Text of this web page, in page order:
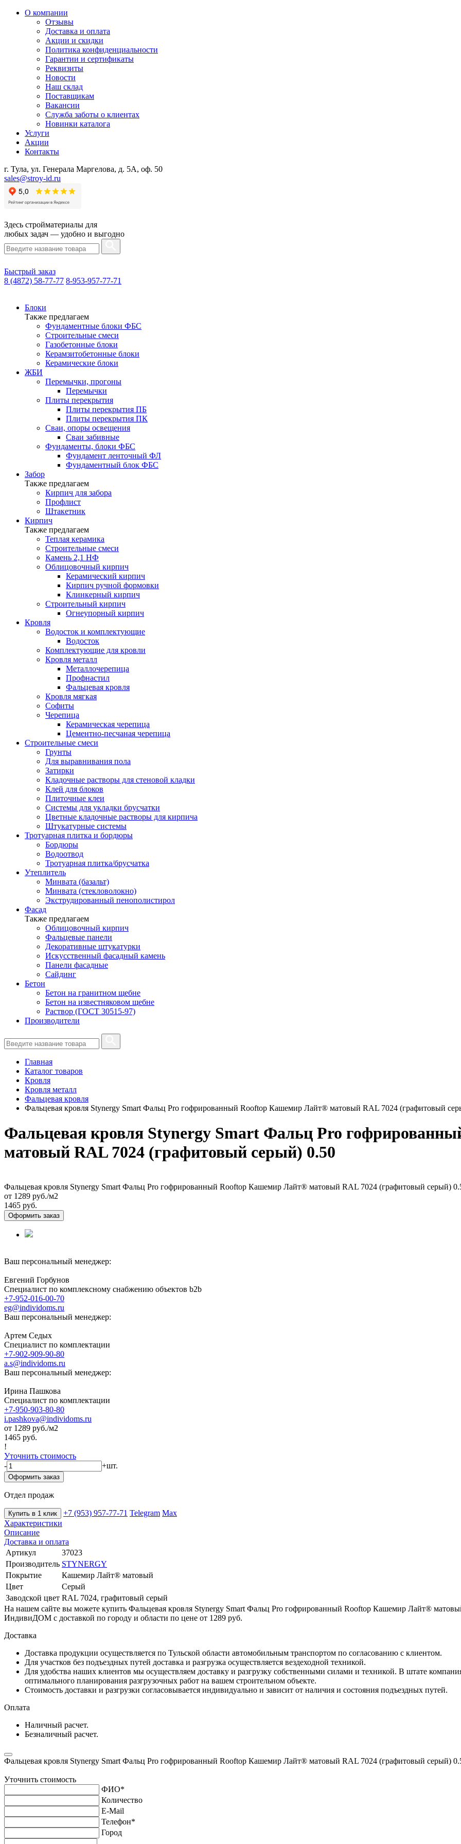
О компании
Отзывы
Доставка и оплата
Акции и скидки
Политика конфиденциальности
Гарантии и сертификаты
Реквизиты
Новости
Наш склад
Поставщикам
Вакансии
Служба заботы о клиентах
Новинки каталога
Услуги
Акции
Контакты
г. Тула, ул. Генерала Маргелова, д. 5А, оф. 50
sales@stroy-id.ru
Здесь стройматериалы для
любых задач — удобно и выгодно
Быстрый заказ
8 (4872) 58-77-77 8-953-957-77-71
Блоки
Также предлагаем
Фундаментные блоки ФБС
Строительные смеси
Газобетонные блоки
Керамзитобетонные блоки
Керамические блоки
ЖБИ
Перемычки, прогоны
Перемычки
Плиты перекрытия
Плиты перекрытия ПБ
Плиты перекрытия ПК
Сваи, опоры освещения
Сваи забивные
Фундаменты, блоки ФБС
Фундамент ленточный ФЛ
Фундаментный блок ФБС
Забор
Также предлагаем
Кирпич для забора
Профлист
Штакетник
Кирпич
Также предлагаем
Теплая керамика
Строительные смеси
Камень 2,1 НФ
Облицовочный кирпич
Керамический кирпич
Кирпич ручной формовки
Клинкерный кирпич
Строительный кирпич
Огнеупорный кирпич
Кровля
Водосток и комплектующие
Водосток
Комплектующие для кровли
Кровля металл
Металлочерепица
Профнастил
Фальцевая кровля
Кровля мягкая
Софиты
Черепица
Керамическая черепица
Цементно-песчаная черепица
Строительные смеси
Грунты
Для выравнивания пола
Затирки
Кладочные растворы для стеновой кладки
Клей для блоков
Плиточные клеи
Системы для укладки брусчатки
Цветные кладочные растворы для кирпича
Штукатурные системы
Тротуарная плитка и бордюры
Бордюры
Водоотвод
Тротуарная плитка/брусчатка
Утеплитель
Минвата (базальт)
Минвата (стекловолокно)
Экструдированный пенополистирол
Фасад
Также предлагаем
Облицовочный кирпич
Фальцевые панели
Декоративные штукатурки
Искусственный фасадный камень
Панели фасадные
Сайдинг
Бетон
Бетон на гранитном щебне
Бетон на известняковом щебне
Раствор (ГОСТ 30515-97)
Производители
Главная
Каталог товаров
Кровля
Кровля металл
Фальцевая кровля
Фальцевая кровля Stynergy Smart Фальц Pro гофрированный Rooftop Кашемир Лайт® матовый RAL 7024 (графитовый
Фальцевая кровля Stynergy Smart Фальц Pro
матовый RAL 7024 (графитовый серый) 0.50
Фальцевая кровля Stynergy Smart Фальц Pro гофрированный Rooftop Кашемир Лайт® матовый RAL 7024 (графитовый серый)
от 1289 руб./м2
1465 руб.
Оформить заказ
Ваш персональный менеджер:
Евгений Горбунов
Специалист по комплексному снабжению объектов b2b
+7-952-016-00-70
eg@individoms.ru
Ваш персональный менеджер:
Артем Седых
Специалист по комплектации
+7-902-909-90-80
a.s@individoms.ru
Ваш персональный менеджер:
Ирина Пашкова
Специалист по комплектации
+7-950-903-80-80
i.pashkova@individoms.ru
от 1289 руб./м2
1465 руб.
!
Уточнить стоимость
-
+шт.
Оформить заказ
Отдел продаж
Купить в 1 клик +7 (953) 957-77-71 Telegram Max
Характеристики
Описание
Доставка и оплата
Артикул
37023
Производитель STYNERGY
Покрытие
Кашемир Лайт® матовый
Цвет
Серый
Заводской цвет RAL 7024, графитовый серый
На нашем сайте вы можете купить Фальцевая кровля Stynergy Smart Фальц Pro гофрированный Rooftop Кашемир Лайт®
ИндивиДОМ с доставкой по городу и области по цене от 1289 руб.
Доставка
Доставка продукции осуществляется по Тульской области автомобильным транспортом по согласованию с клиентом.
Для участков без подъездных путей доставка и разгрузка осуществляется вездеходной техникой.
Для удобства наших клиентов мы осуществляем доставку и разгрузку собственными силами и техникой. В штате
оптимального планирования разгрузочных работ на вашем строительном объекте.
Стоимость доставки и разгрузки согласовывается индивидуально и зависит от наличия и состояния подъездных путей.
Оплата
Наличный расчет.
Безналичный расчет.
Фальцевая кровля Stynergy Smart Фальц Pro гофрированный Rooftop Кашемир Лайт® матовый RAL 7024 (графитовый серый)
Уточнить стоимость
ФИО*
Количество
E-Mail
Телефон*
Город